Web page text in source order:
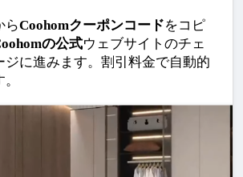
らCoohomクーポンコードをコピ
の公式ウェブサイトのチェ
ジに進みます。割引料金で自動的